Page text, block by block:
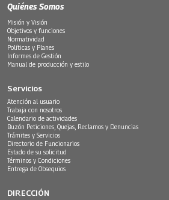
Quiénes Somos
Misión y Visión
Objetivos y funciones
Normatividad
Políticas y Planes
Informes de Gestión
Manual de producción y estilo
Servicios
Atención al usuario
Trabaja con nosotros
Calendario de actividades
Buzón Peticiones, Quejas, Reclamos y Denuncias
Trámites y Servicios
Directorio de Funcionarios
Estado de su solicitud
Términos y Condiciones
Entrega de Obsequios
DIRECCIÓN